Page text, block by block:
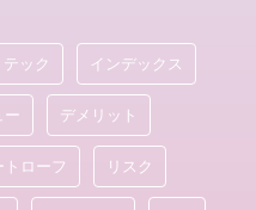
ック インデックス
ー デメリット
トローフ リスク